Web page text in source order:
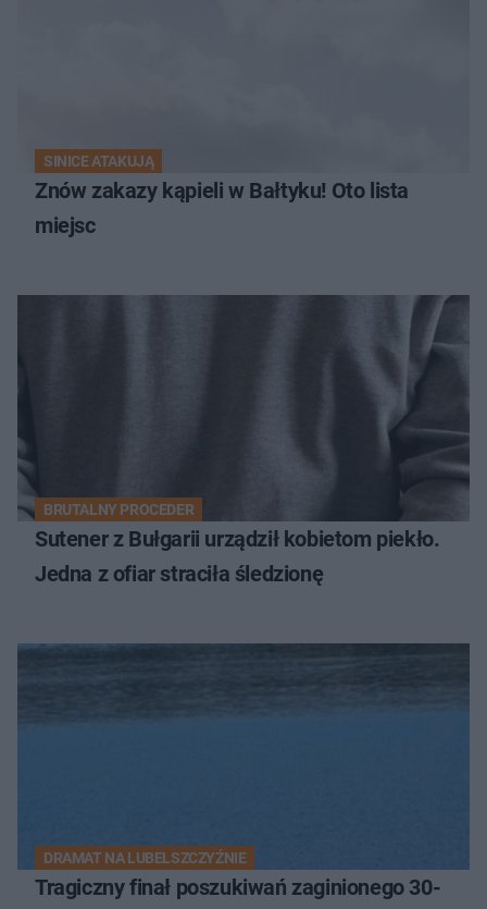
SINICE ATAKUJĄ
Znów zakazy kąpieli w Bałtyku! Oto lista
miejsc
BRUTALNY PROCEDER
Sutener z Bułgarii urządził kobietom piekło.
Jedna z ofiar straciła śledzionę
DRAMAT NA LUBELSZCZYŹNIE
Tragiczny finał poszukiwań zaginionego 30-